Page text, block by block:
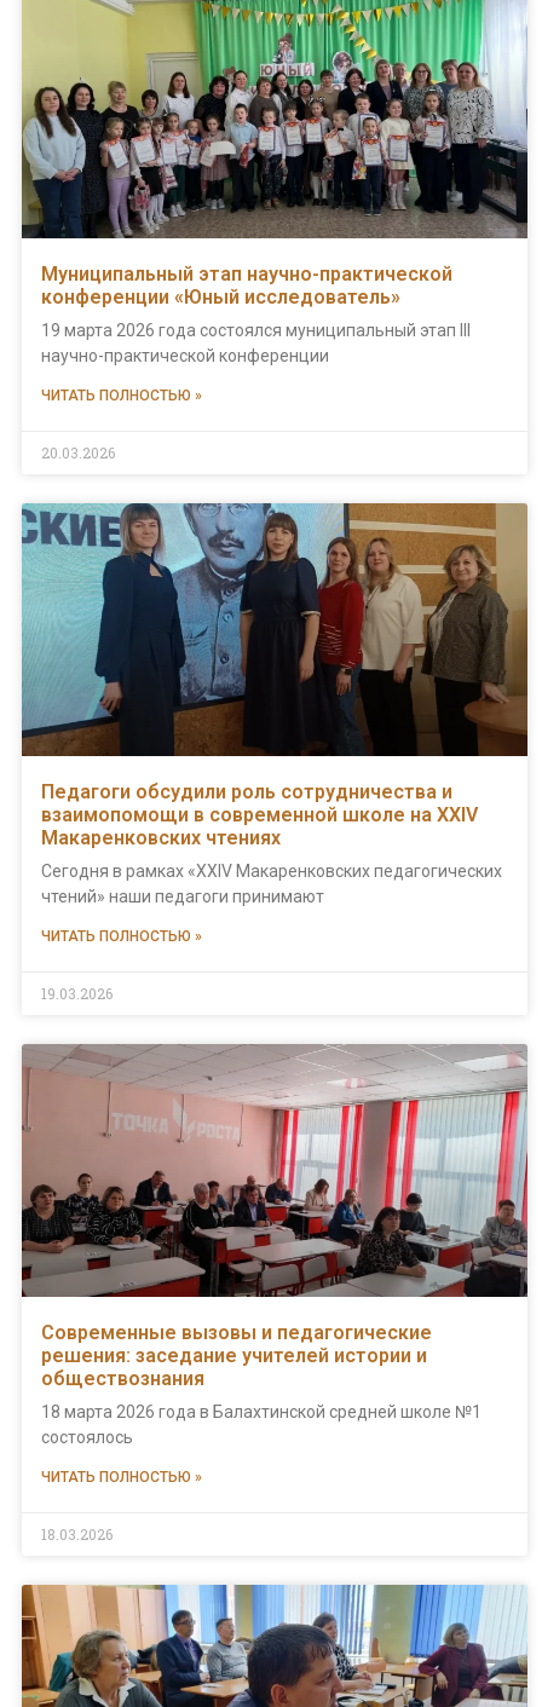
Муниципальный этап научно-практической
конференции «Юный исследователь»
19 марта 2026 года состоялся муниципальный этап III
научно-практической конференции
ЧИТАТЬ ПОЛНОСТЬЮ »
20.03.2026
Педагоги обсудили роль сотрудничества и
взаимопомощи в современной школе на XXIV
Макаренковских чтениях
Сегодня в рамках «XXIV Макаренковских педагогических
чтений» наши педагоги принимают
ЧИТАТЬ ПОЛНОСТЬЮ »
19.03.2026
Современные вызовы и педагогические
решения: заседание учителей истории и
обществознания
18 марта 2026 года в Балахтинской средней школе №1
состоялось
ЧИТАТЬ ПОЛНОСТЬЮ »
18.03.2026